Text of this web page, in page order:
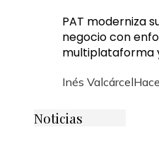
PAT moderniza
negocio con
multiplataforma
Inés Valcárcel
Noticias